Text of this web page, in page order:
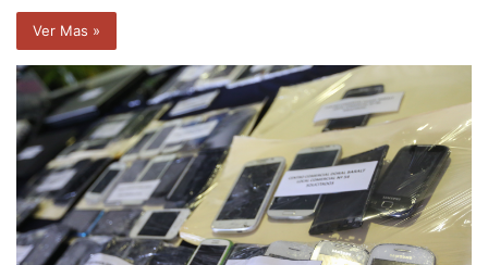
Ver Mas »